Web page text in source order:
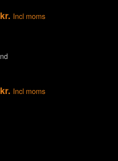
kr. Incl moms
kr. Incl moms